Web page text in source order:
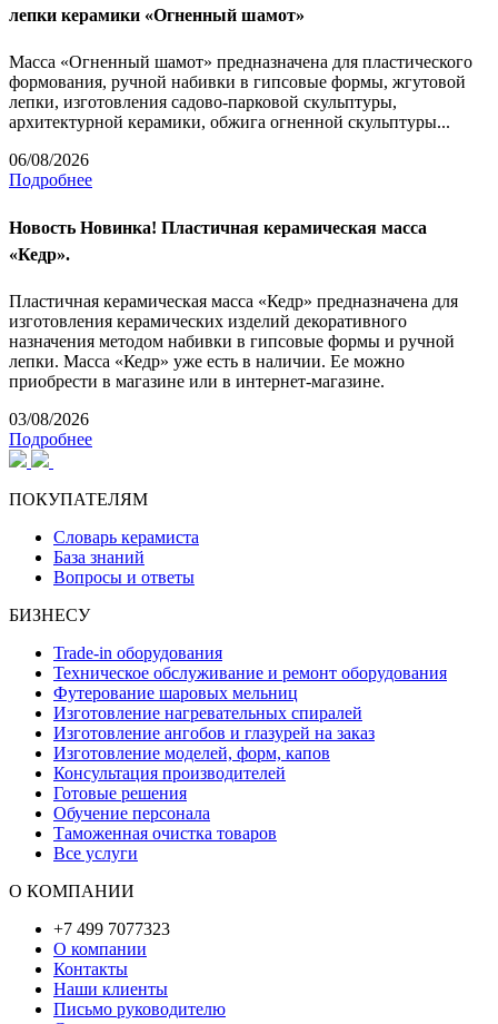
лепки керамики «Огненный шамот»
Масса «Огненный шамот» предназначена для пластического
формования, ручной набивки в гипсовые формы, жгутовой
лепки, изготовления садово-парковой скульптуры,
архитектурной керамики, обжига огненной скульптуры...
06/08/2026
Подробнее
Новость Новинка! Пластичная керамическая масса
«Кедр».
Пластичная керамическая масса «Кедр» предназначена для
изготовления керамических изделий декоративного
назначения методом набивки в гипсовые формы и ручной
лепки. Масса «Кедр» уже есть в наличии. Ее можно
приобрести в магазине или в интернет-магазине.
03/08/2026
Подробнее
ПОКУПАТЕЛЯМ
Словарь керамиста
База знаний
Вопросы и ответы
БИЗНЕСУ
Trade-in оборудования
Техническое обслуживание и ремонт оборудования
Футерование шаровых мельниц
Изготовление нагревательных спиралей
Изготовление ангобов и глазурей на заказ
Изготовление моделей, форм, капов
Консультация производителей
Готовые решения
Обучение персонала
Таможенная очистка товаров
Все услуги
О КОМПАНИИ
+7 499 7077323
О компании
Контакты
Наши клиенты
Письмо руководителю